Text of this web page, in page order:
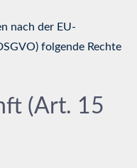
nach der EU-
folgende Rechte
(Art. 15